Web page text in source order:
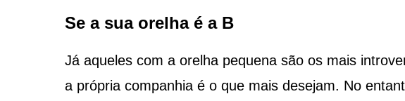
Se a sua orelha é a B
Já aqueles com a orelha pequena são os mais
a própria companhia é o que mais desejam. No